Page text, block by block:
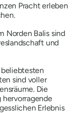
Pracht erleben
Norden Balis sind
und
sind voller
Die
hervorragende
Erlebnis